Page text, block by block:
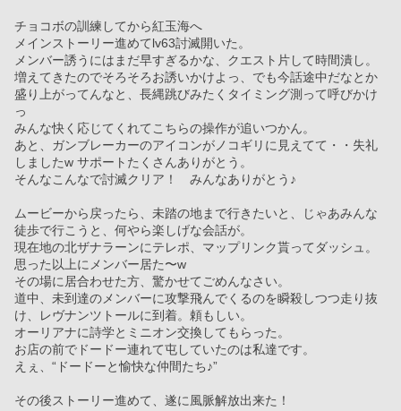
チョコボの訓練してから紅玉海へ
メインストーリー進めてlv63討滅開いた。
メンバー誘うにはまだ早すぎるかな、クエスト片して時間潰し。
増えてきたのでそろそろお誘いかけよっ、でも今話途中だなとか
盛り上がってんなと、長縄跳びみたくタイミング測って呼びかけ
っ
みんな快く応じてくれてこちらの操作が追いつかん。
あと、ガンブレーカーのアイコンがノコギリに見えてて・・失礼
しましたw サポートたくさんありがとう。
そんなこんなで討滅クリア！　みんなありがとう♪
ムービーから戻ったら、未踏の地まで行きたいと、じゃあみんな
徒歩で行こうと、何やら楽しげな会話が。
現在地の北ザナラーンにテレポ、マップリンク貰ってダッシュ。
思った以上にメンバー居た〜w
その場に居合わせた方、驚かせてごめんなさい。
道中、未到達のメンバーに攻撃飛んでくるのを瞬殺しつつ走り抜
け、レヴナンツトールに到着。頼もしい。
オーリアナに詩学とミニオン交換してもらった。
お店の前でドードー連れて屯していたのは私達です。
えぇ、“ドードーと愉快な仲間たち♪”
その後ストーリー進めて、遂に風脈解放出来た！